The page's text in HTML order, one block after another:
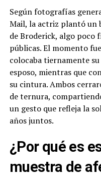
Según fotografías
Mail, la actriz plantó un
de Broderick, algo poco
públicas. El momento
colocaba tiernamente
esposo, mientras que
su cintura. Ambos
de ternura,
un gesto que refleja la
años juntos.
¿Por qué es
muestra de